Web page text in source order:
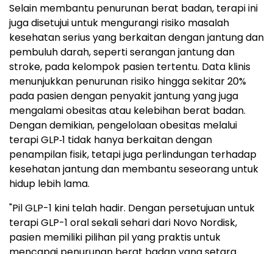
Selain membantu penurunan berat badan, terapi ini
juga disetujui untuk mengurangi risiko masalah
kesehatan serius yang berkaitan dengan jantung dan
pembuluh darah, seperti serangan jantung dan
stroke, pada kelompok pasien tertentu. Data klinis
menunjukkan penurunan risiko hingga sekitar 20%
pada pasien dengan penyakit jantung yang juga
mengalami obesitas atau kelebihan berat badan.
Dengan demikian, pengelolaan obesitas melalui
terapi GLP‑1 tidak hanya berkaitan dengan
penampilan fisik, tetapi juga perlindungan terhadap
kesehatan jantung dan membantu seseorang untuk
hidup lebih lama.
"Pil GLP-1 kini telah hadir. Dengan persetujuan untuk
terapi GLP-1 oral sekali sehari dari Novo Nordisk,
pasien memiliki pilihan pil yang praktis untuk